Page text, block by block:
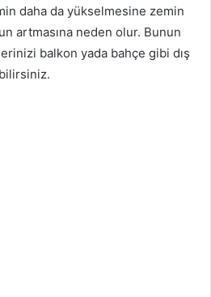
daha da yükselmesine zemin
artmasına neden olur. Bunun
balkon yada bahçe gibi dış